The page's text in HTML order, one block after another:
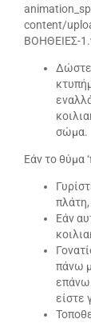
content/
ΒΟΗΘΕΙΕΣ-
Δώστε
σώμα.
Εάν το θύμα
Εάν
πάνω
είστε